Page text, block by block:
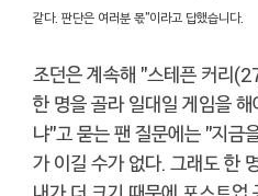
같다. 판단은 여러분 몫"이라고 답했습니다.
조던은 계속해 "스테픈 커리
한 명을 골라 일대일 게임을
냐"고 묻는 팬 질문에는 "지금
가 이길 수가 없다. 그래도 한